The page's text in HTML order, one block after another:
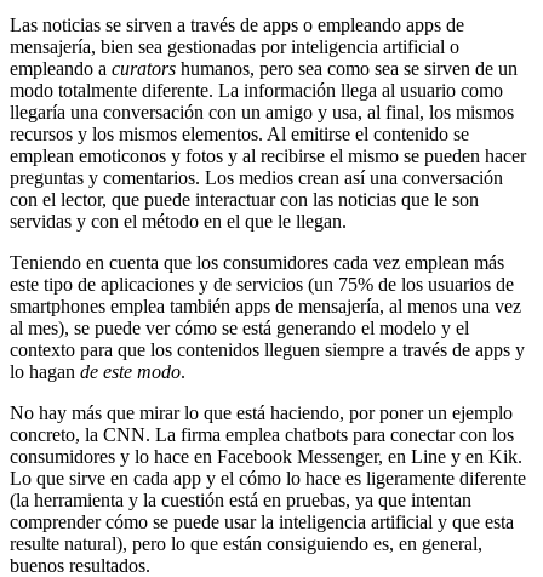
Las noticias se sirven a través de apps o empleando apps de
mensajería, bien sea gestionadas por inteligencia artificial o
empleando a curators humanos, pero sea como sea se sirven de un
modo totalmente diferente. La información llega al usuario como
llegaría una conversación con un amigo y usa, al final, los mismos
recursos y los mismos elementos. Al emitirse el contenido se
emplean emoticonos y fotos y al recibirse el mismo se pueden hacer
preguntas y comentarios. Los medios crean así una conversación
con el lector, que puede interactuar con las noticias que le son
servidas y con el método en el que le llegan.
Teniendo en cuenta que los consumidores cada vez emplean más
este tipo de aplicaciones y de servicios (un 75% de los usuarios de
smartphones emplea también apps de mensajería, al menos una vez
al mes), se puede ver cómo se está generando el modelo y el
contexto para que los contenidos lleguen siempre a través de apps y
lo hagan de este modo.
No hay más que mirar lo que está haciendo, por poner un ejemplo
concreto, la CNN. La firma emplea chatbots para conectar con los
consumidores y lo hace en Facebook Messenger, en Line y en Kik.
Lo que sirve en cada app y el cómo lo hace es ligeramente diferente
(la herramienta y la cuestión está en pruebas, ya que intentan
comprender cómo se puede usar la inteligencia artificial y que esta
resulte natural), pero lo que están consiguiendo es, en general,
buenos resultados.